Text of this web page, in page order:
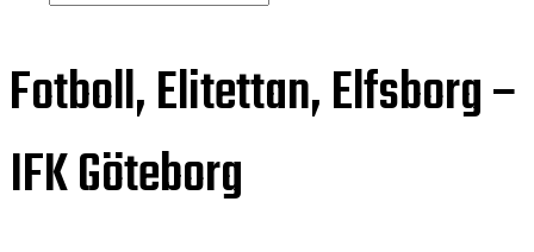
Fotboll, Elitettan, Elfsborg –
IFK Göteborg